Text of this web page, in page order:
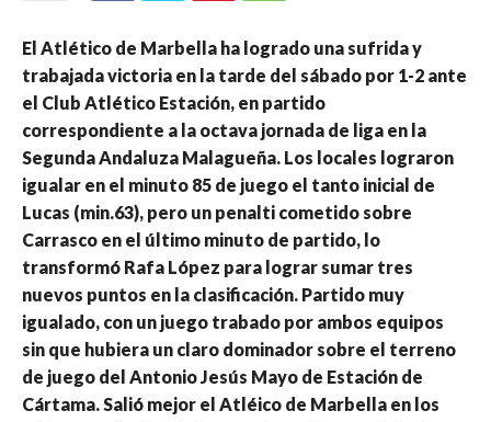
El Atlético de Marbella ha logrado una sufrida y
trabajada victoria en la tarde del sábado por 1-2 ante
el Club Atlético Estación, en partido
correspondiente a la octava jornada de liga en la
Segunda Andaluza Malagueña. Los locales lograron
igualar en el minuto 85 de juego el tanto inicial de
Lucas (min.63), pero un penalti cometido sobre
Carrasco en el último minuto de partido, lo
transformó Rafa López para lograr sumar tres
nuevos puntos en la clasificación. Partido muy
igualado, con un juego trabado por ambos equipos
sin que hubiera un claro dominador sobre el terreno
de juego del Antonio Jesús Mayo de Estación de
Cártama. Salió mejor el Atléico de Marbella en los